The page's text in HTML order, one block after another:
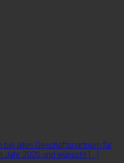
bei allen Geschäftspartnern für
2020 und wünscht [...]